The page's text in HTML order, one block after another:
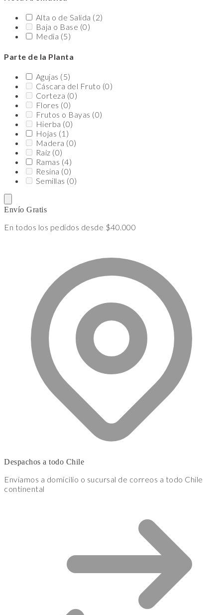
Alta o de Salida (2)
Baja o Base (0)
Media (5)
Parte de la Planta
Agujas (5)
Cáscara del Fruto (0)
Corteza (0)
Flores (0)
Frutos o Bayas (0)
Hierba (0)
Hojas (1)
Madera (0)
Raíz (0)
Ramas (4)
Resina (0)
Semillas (0)
Envío Gratis
En todos los pedidos desde $40.000
Despachos a todo Chile
Enviamos a domicilio o sucursal de correos a todo Chile
continental